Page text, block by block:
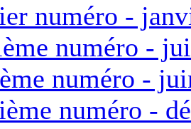
numéro -
numéro -
numéro -
numéro -